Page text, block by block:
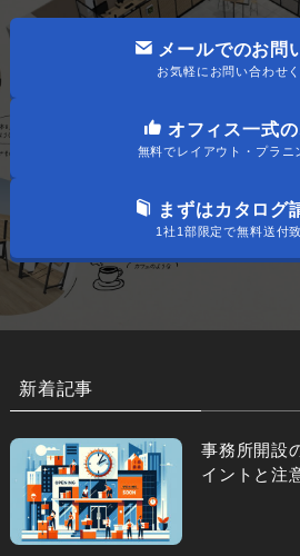
メールでのお問
お気軽にお問い合わせ
オフィス一式
無料でレイアウト・プラニ
まずはカタログ
1社1部限定で無料送付
新着記事
事務所開設
イントと注